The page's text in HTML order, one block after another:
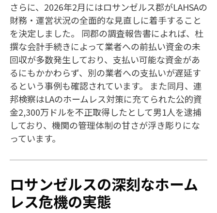
さらに、2026年2月にはロサンゼルス郡がLAHSAの
財務・運営状況の全面的な見直しに着手すること
を決定しました。 同郡の調査報告書によれば、杜
撰な会計手続きによって業者への前払い資金の未
回収が多数発生しており、支払い可能な資金があ
るにもかかわらず、別の業者への支払いが遅延す
るという事例も確認されています。 また同月、連
邦検察はLAのホームレス対策に充てられた公的資
金2,300万ドルを不正取得したとして男1人を逮捕
しており、機関の管理体制の甘さが浮き彫りにな
っています。
ロサンゼルスの深刻なホーム
レス危機の実態